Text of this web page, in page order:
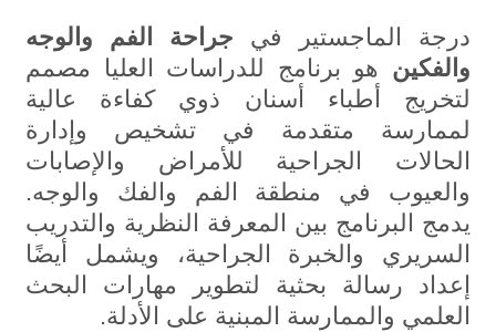
درجة الماجستير في جراحة الفم والوجه
والفكين هو برنامج للدراسات العليا مصمم
لتخريج أطباء أسنان ذوي كفاءة عالية
لممارسة متقدمة في تشخيص وإدارة
الحالات الجراحية للأمراض والإصابات
والعيوب في منطقة الفم والفك والوجه.
يدمج البرنامج بين المعرفة النظرية والتدريب
السريري والخبرة الجراحية، ويشمل أيضًا
إعداد رسالة بحثية لتطوير مهارات البحث
العلمي والممارسة المبنية على الأدلة.